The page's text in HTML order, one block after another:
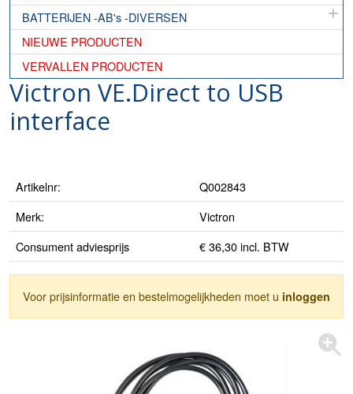
BATTERIJEN -AB's -DIVERSEN
NIEUWE PRODUCTEN
VERVALLEN PRODUCTEN
Victron VE.Direct to USB
interface
Artikelnr:
Q002843
Merk:
Victron
Consument adviesprijs
€ 36,30 incl. BTW
Voor prijsinformatie en bestelmogelijkheden moet u inloggen